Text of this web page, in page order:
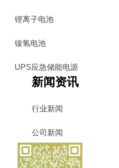
锂离子电池
镍氢电池
UPS应急储能电源
新闻资讯
行业新闻
公司新闻